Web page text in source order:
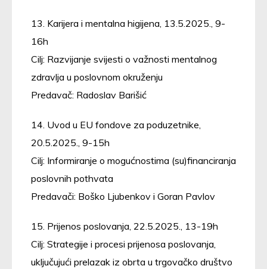
13. Karijera i mentalna higijena, 13.5.2025., 9-
16h
Cilj: Razvijanje svijesti o važnosti mentalnog
zdravlja u poslovnom okruženju
Predavač: Radoslav Barišić
14. Uvod u EU fondove za poduzetnike,
20.5.2025., 9-15h
Cilj: Informiranje o mogućnostima (su)financiranja
poslovnih pothvata
Predavači: Boško Ljubenkov i Goran Pavlov
15. Prijenos poslovanja, 22.5.2025., 13-19h
Cilj: Strategije i procesi prijenosa poslovanja,
uključujući prelazak iz obrta u trgovačko društvo